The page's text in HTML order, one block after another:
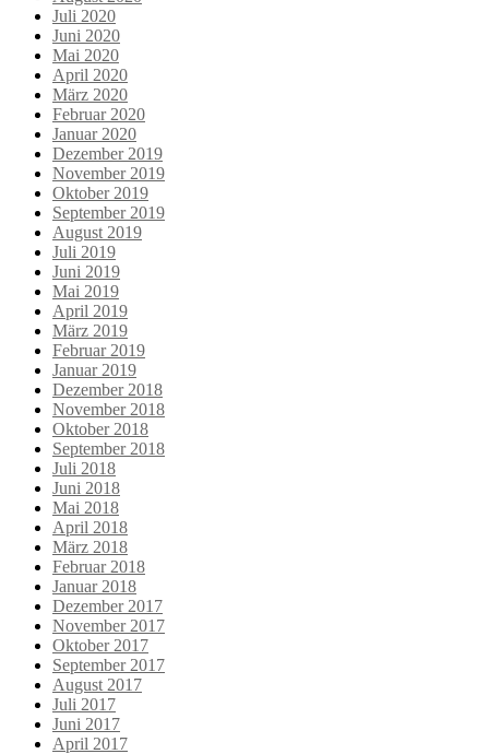
Juli 2020
Juni 2020
Mai 2020
April 2020
März 2020
Februar 2020
Januar 2020
Dezember 2019
November 2019
Oktober 2019
September 2019
August 2019
Juli 2019
Juni 2019
Mai 2019
April 2019
März 2019
Februar 2019
Januar 2019
Dezember 2018
November 2018
Oktober 2018
September 2018
Juli 2018
Juni 2018
Mai 2018
April 2018
März 2018
Februar 2018
Januar 2018
Dezember 2017
November 2017
Oktober 2017
September 2017
August 2017
Juli 2017
Juni 2017
April 2017